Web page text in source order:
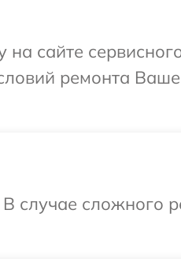
сайте
ремонта
случае сложного